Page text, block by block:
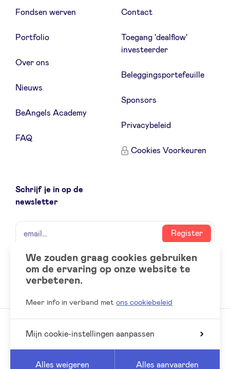
Fondsen werven
Portfolio
Over ons
Nieuws
BeAngels Academy
FAQ
Contact
Toegang 'dealflow'
investeerder
Beleggingsportefeuille
Sponsors
Privacybeleid
Cookies Voorkeuren
Schrijf je in op de
newsletter
naam
email
Register
Social
accounts
LinkedIn
© 2026 BeAngels, alle rechten voorbehouden
We zouden graag cookies gebruiken
om de ervaring op onze website te
verbeteren.
Meer info in verband met ons cookiebeleid
Mijn cookie-instellingen aanpassen
Alles weigeren Alles aanvaarden